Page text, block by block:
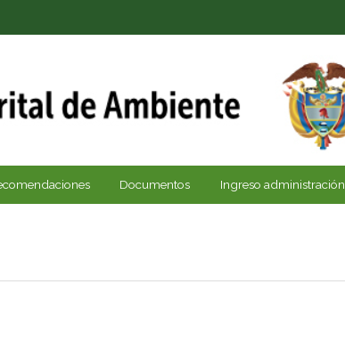
Documentos Ingreso administración